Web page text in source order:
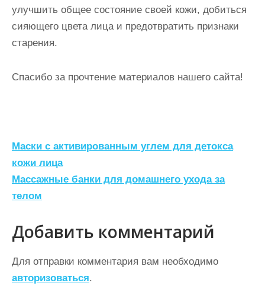
улучшить общее состояние своей кожи, добиться
сияющего цвета лица и предотвратить признаки
старения.
Спасибо за прочтение материалов нашего сайта!
Н
а
в
и
г
а
ц
и
Маски с активированным углем для детокса
кожи лица
Массажные банки для домашнего ухода за
телом
Добавить комментарий
Для отправки комментария вам необходимо
авторизоваться.